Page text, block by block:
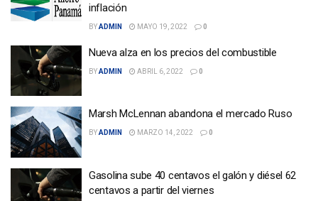
inflación
BYADMIN MAYO 19, 2022 0
Nueva alza en los precios del combustible
BYADMIN ABRIL 6, 2022 0
Marsh McLennan abandona el mercado Ruso
BYADMIN MARZO 14, 2022 0
Gasolina sube 40 centavos el galón y diésel 62
centavos a partir del viernes